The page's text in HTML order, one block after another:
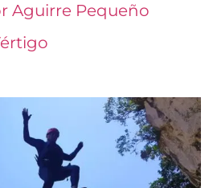
Aguirre Pequeño